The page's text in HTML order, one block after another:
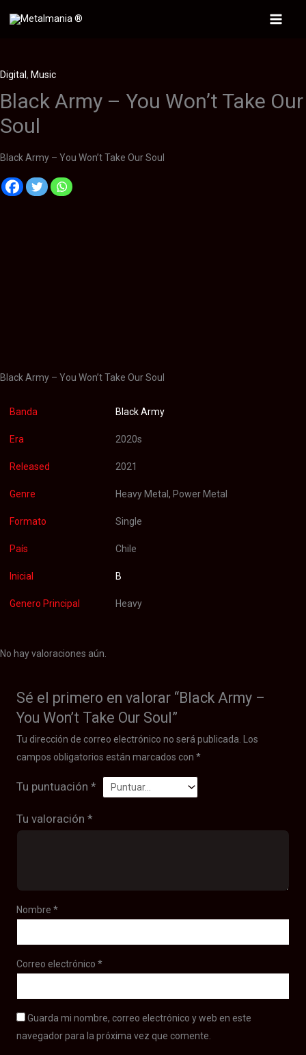
Main
Digital , Music
Black Army – You Won’t Take Our
Soul
Black Army – You Won’t Take Our Soul
Black Army – You Won’t Take Our Soul
Banda Black Army
Era 2020s
Released 2021
Genre Heavy Metal, Power Metal
Formato Single
País Chile
Inicial B
Genero Principal Heavy
No hay valoraciones aún.
Sé el primero en valorar “Black Army –
You Won’t Take Our Soul”
Tu dirección de correo electrónico no será publicada.
Los
campos obligatorios están marcados con*
Tu puntuación*
Tu valoración*
Nombre*
Correo electrónico*
Guarda mi nombre, correo electrónico y web en este
navegador para la próxima vez que comente.